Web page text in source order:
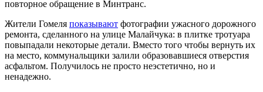
повторное обращение в Минтранс.
Жители Гомеля показывают фотографии ужасного дорожного
ремонта, сделанного на улице Малайчука: в плитке тротуара
повыпадали некоторые детали. Вместо того чтобы вернуть их
на место, коммунальщики залили образовавшиеся отверстия
асфальтом. Получилось не просто неэстетично, но и
ненадежно.